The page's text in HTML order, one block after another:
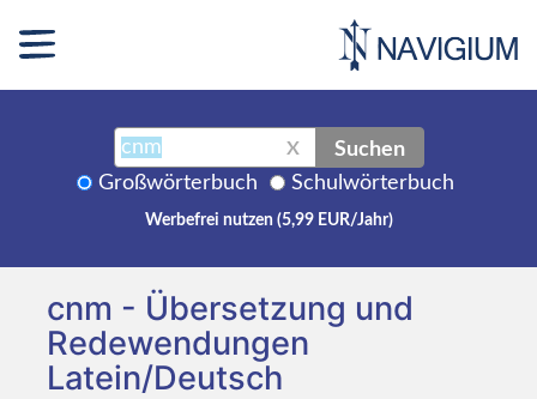
X Suchen
Großwörterbuch Schulwörterbuch
Werbefrei nutzen (5,99 EUR/Jahr)
cnm - Übersetzung und
Redewendungen
Latein/Deutsch